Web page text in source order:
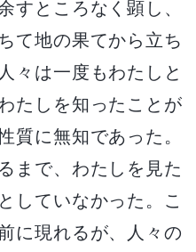
すところなく顕し、
て地の果てから立ち
々は一度もわたしと
たしを知ったことが
質に無知であった。
まで、わたしを見た
していなかった。こ
に現れるが、人々の